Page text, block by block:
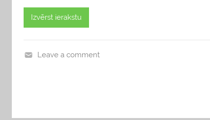
Izvērst ierakstu
Leave a comment